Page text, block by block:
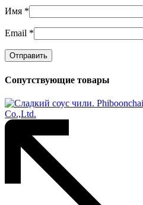
Имя *
Email *
Сопутствующие товары